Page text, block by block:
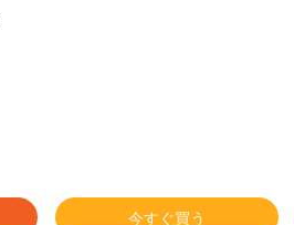
今すぐ買う